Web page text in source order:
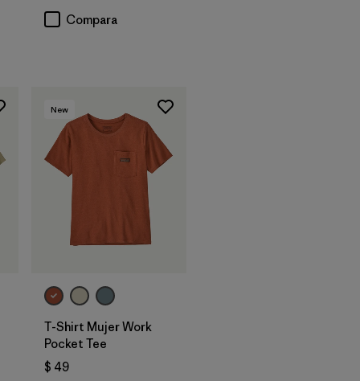
Compara
New
T-Shirt Mujer Work
Pocket Tee
$ 49